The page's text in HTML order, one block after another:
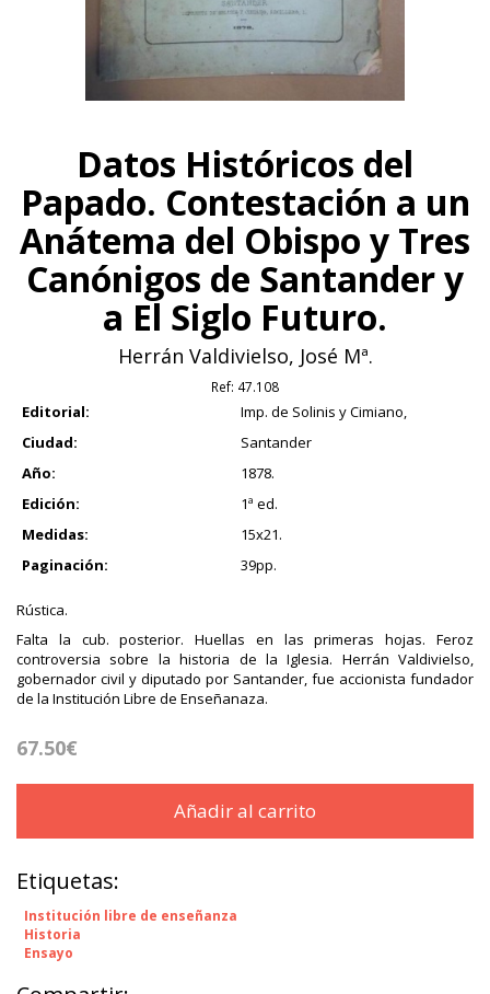
Datos Históricos del
Papado. Contestación a un
Anátema del Obispo y Tres
Canónigos de Santander y
a El Siglo Futuro.
Herrán Valdivielso, José Mª.
Ref: 47.108
Editorial:
Imp. de Solinis y Cimiano,
Ciudad:
Santander
Año:
1878.
Edición:
1ª ed.
Medidas:
15x21.
Paginación:
39pp.
Rústica.
Falta la cub. posterior. Huellas en las primeras hojas. Feroz
controversia sobre la historia de la Iglesia. Herrán Valdivielso,
gobernador civil y diputado por Santander, fue accionista fundador
de la Institución Libre de Enseñanaza.
67.50€
Añadir al carrito
Etiquetas:
Institución libre de enseñanza
Historia
Ensayo